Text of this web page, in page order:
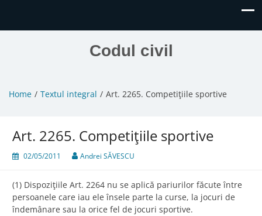
Codul civil
Home Textul integral Art. 2265. Competiţiile sportive
Art. 2265. Competiţiile sportive
02/05/2011 Andrei SĂVESCU
(1) Dispoziţiile Art. 2264 nu se aplică pariurilor făcute între
persoanele care iau ele însele parte la curse, la jocuri de
îndemânare sau la orice fel de jocuri sportive.